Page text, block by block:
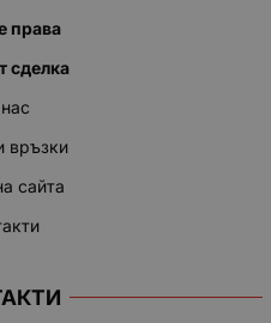
права
сделка
връзки
сайта